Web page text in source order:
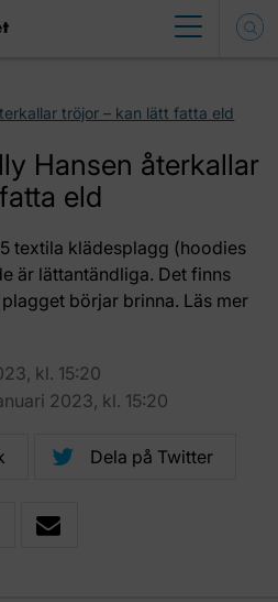
tröjor – kan lätt fatta eld
Hansen återkallar
eld
textila klädesplagg (hoodies
är lättantändliga. Det finns
börjar brinna. Läs mer
kl. 15:20
2023, kl. 15:20
Dela på Twitter